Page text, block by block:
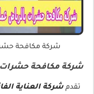
شركة مكافحة
شركة مكافحة حشرات
تقدمشركة العناية